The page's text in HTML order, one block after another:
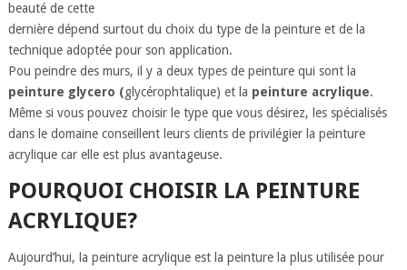
beauté de cette
dernière dépend surtout du choix du type de la peinture et de la
technique adoptée pour son application.
Pou peindre des murs, il y a deux types de peinture qui sont la
peinture glycero (glycérophtalique) et la peinture acrylique.
Même si vous pouvez choisir le type que vous désirez, les spécialisés
dans le domaine conseillent leurs clients de privilégier la peinture
acrylique car elle est plus avantageuse.
POURQUOI CHOISIR LA PEINTURE
ACRYLIQUE?
Aujourd’hui, la peinture acrylique est la peinture la plus utilisée pour